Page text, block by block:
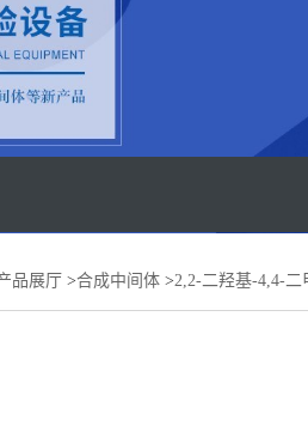
品展厅 >合成中间体 >2,2-二羟基-4,4-